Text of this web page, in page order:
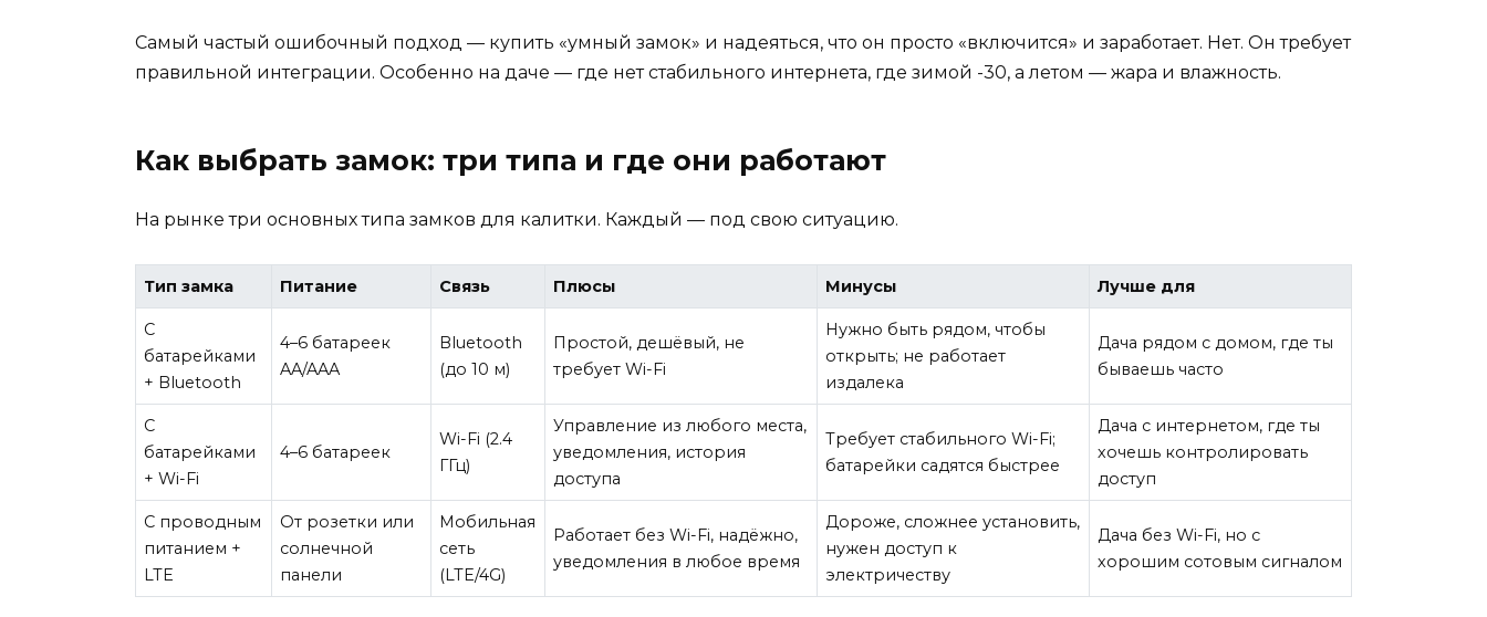
Самый частый ошибочный подход — купить «умный замок» и надеяться, что он просто «включится» и заработает. Нет. Он требует
правильной интеграции. Особенно на даче — где нет стабильного интернета, где зимой -30, а летом — жара и влажность.
Как выбрать замок: три типа и где они работают
На рынке три основных типа замков для калитки. Каждый — под свою ситуацию.
Тип замка Питание Связь Плюсы Минусы Лучше для
С
батарейками
+ Bluetooth
4–6 батареек
AA/AAA
Bluetooth
(до 10 м)
Простой, дешёвый, не
требует Wi-Fi
Нужно быть рядом, чтобы
открыть; не работает
издалека
Дача рядом с домом, где ты
бываешь часто
С
батарейками
+ Wi-Fi
4–6 батареек
Wi-Fi (2.4
ГГц)
Управление из любого места,
уведомления, история
доступа
Требует стабильного Wi-Fi;
батарейки садятся быстрее
Дача с интернетом, где ты
хочешь контролировать
доступ
С проводным
питанием +
LTE
От розетки или
солнечной
панели
Мобильная
сеть
(LTE/4G)
Работает без Wi-Fi, надёжно,
уведомления в любое время
Дороже, сложнее установить,
нужен доступ к
электричеству
Дача без Wi-Fi, но с
хорошим сотовым сигналом